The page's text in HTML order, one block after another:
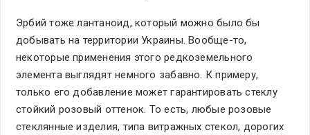
Эрбий тоже лантаноид, который можно было бы
добывать на территории Украины. Вообще-то,
некоторые применения этого редкоземельного
элемента выглядят немного забавно. К примеру,
только его добавление может гарантировать стеклу
стойкий розовый оттенок. То есть, любые розовые
стеклянные изделия, типа витражных стекол, дорогих